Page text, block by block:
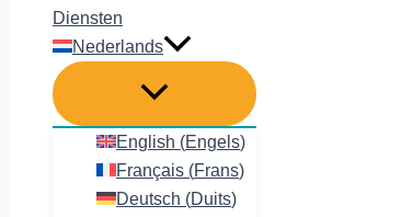
Diensten
Nederlands
English (Engels)
Français (Frans)
Deutsch (Duits)